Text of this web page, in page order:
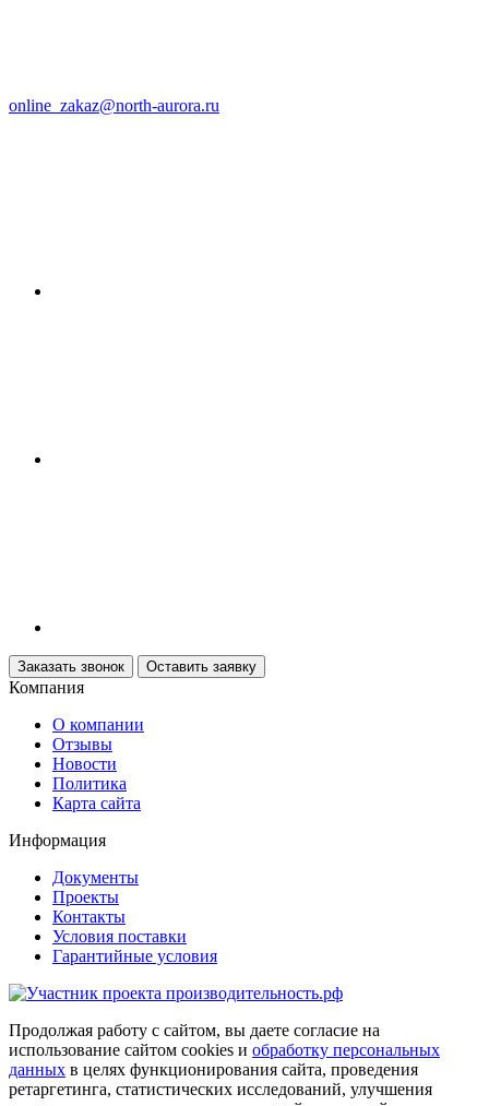
online_zakaz@north-aurora.ru
Заказать звонок Оставить заявку
Компания
О компании
Отзывы
Новости
Политика
Карта сайта
Информация
Документы
Проекты
Контакты
Условия поставки
Гарантийные условия
Продолжая работу с сайтом, вы даете согласие на
использование сайтом cookies и обработку персональных
данных в целях функционирования сайта, проведения
ретаргетинга, статистических исследований, улучшения